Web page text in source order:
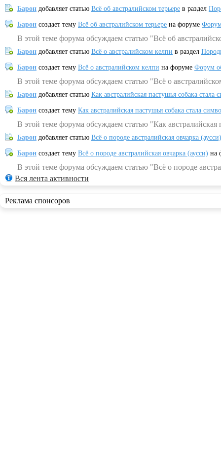
Барон добавляет статью Всё об австралийском терьере в раздел
Барон создает тему Всё об австралийском терьере на форуме
В этой теме форума обсуждаем статью "Всё об
Барон добавляет статью Всё о австралийском келпи в раздел
Барон создает тему Всё о австралийском келпи на форуме Форум
В этой теме форума обсуждаем статью "Всё о
Барон добавляет статью Как австралийская пастушья собака
Барон создает тему Как австралийская пастушья собака стала
В этой теме форума обсуждаем статью "Как
Барон добавляет статью Всё о породе австралийская овчарка (аусси)
Барон создает тему Всё о породе австралийская овчарка (аусси) на
В этой теме форума обсуждаем статью "Всё о породе
Вся лента активности
Реклама спонсоров